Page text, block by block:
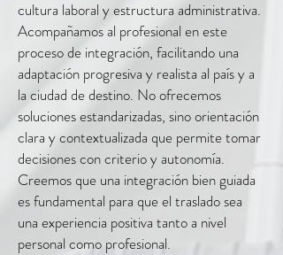
cultura laboral y estructura administrativa.
Acompañamos al profesional en este
proceso de integración, facilitando una
adaptación progresiva y realista al país y a
la ciudad de destino. No ofrecemos
soluciones estandarizadas, sino orientación
clara y contextualizada que permite tomar
decisiones con criterio y autonomía.
Creemos que una integración bien guiada
es fundamental para que el traslado sea
una experiencia positiva tanto a nivel
personal como profesional.